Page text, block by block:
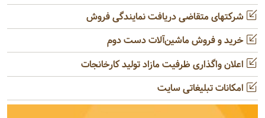
شرکتهای متقاضی دریافت نمایندگی فروش
خرید و فروش ماشین‌آلات دست دوم
اعلان واگذاری ظرفیت مازاد تولید کارخانجات
امکانات تبلیغاتی سایت